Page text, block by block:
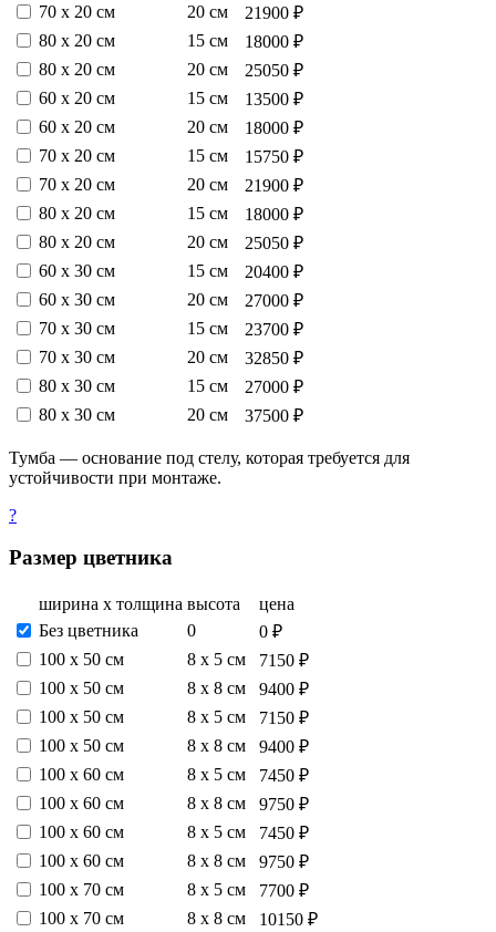
70 х 20 см
20 см
21900 ₽
80 х 20 см
15 см
18000 ₽
80 х 20 см
20 см
25050 ₽
60 х 20 см
15 см
13500 ₽
60 х 20 см
20 см
18000 ₽
70 х 20 см
15 см
15750 ₽
70 х 20 см
20 см
21900 ₽
80 х 20 см
15 см
18000 ₽
80 х 20 см
20 см
25050 ₽
60 х 30 см
15 см
20400 ₽
60 х 30 см
20 см
27000 ₽
70 х 30 см
15 см
23700 ₽
70 х 30 см
20 см
32850 ₽
80 х 30 см
15 см
27000 ₽
80 х 30 см
20 см 37500 ₽
Тумба — основание под стелу, которая требуется для
устойчивости при монтаже.
?
Размер цветника
ширина х толщина высота
цена
Без цветника
0
0 ₽
100 х 50 см
8 х 5 см
7150 ₽
100 х 50 см
8 х 8 см
9400 ₽
100 х 50 см
8 х 5 см
7150 ₽
100 х 50 см
8 х 8 см
9400 ₽
100 х 60 см
8 х 5 см
7450 ₽
100 х 60 см
8 х 8 см
9750 ₽
100 х 60 см
8 х 5 см
7450 ₽
100 х 60 см
8 х 8 см
9750 ₽
100 х 70 см
8 х 5 см
7700 ₽
100 х 70 см
8 х 8 см
10150 ₽